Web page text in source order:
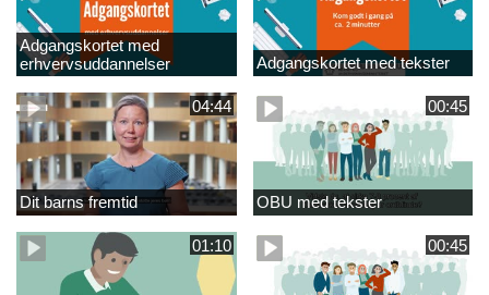
Adgangskortet med
erhvervsuddannelser
Adgangskortet med tekster
04:44
Dit barns fremtid
00:45
OBU med tekster
01:10 00:45